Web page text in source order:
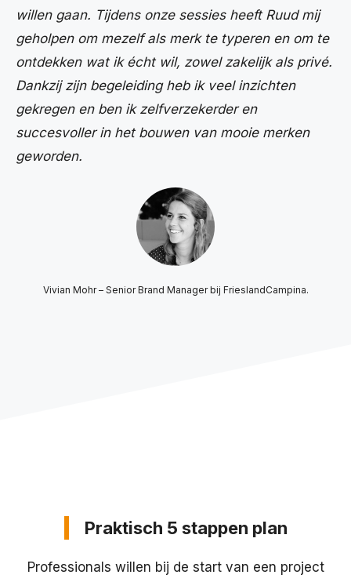
willen gaan. Tijdens onze sessies heeft Ruud mij
geholpen om mezelf als merk te typeren en om te
ontdekken wat ik écht wil, zowel zakelijk als privé.
Dankzij zijn begeleiding heb ik veel inzichten
gekregen en ben ik zelfverzekerder en
succesvoller in het bouwen van mooie merken
geworden.
Vivian Mohr – Senior Brand Manager bij FrieslandCampina.
Praktisch 5 stappen plan
Professionals willen bij de start van een project